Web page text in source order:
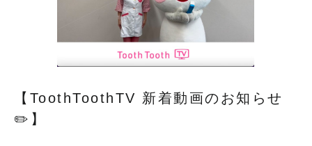
【ToothToothTV 新着動画のお知らせ
✏️】